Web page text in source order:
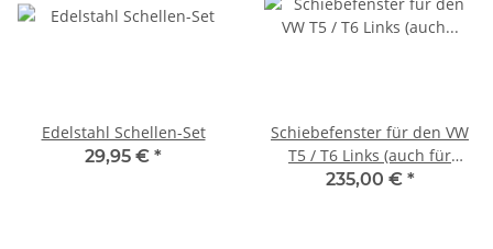
Edelstahl Schellen-Set
29,95 € *
Schiebefenster für den VW
T5 / T6 Links (auch für
Schiebetür)
235,00 € *